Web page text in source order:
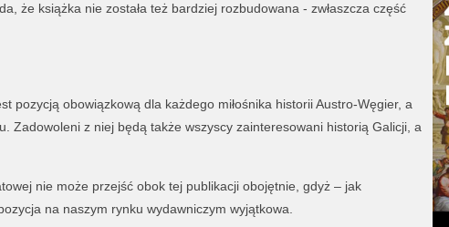
że książka nie została też bardziej rozbudowana - zwłaszcza część
pozycją obowiązkową dla każdego miłośnika historii Austro-Węgier, a
Zadowoleni z niej będą także wszyscy zainteresowani historią Galicji, a
nie może przejść obok tej publikacji obojętnie, gdyż – jak
na naszym rynku wydawniczym wyjątkowa.